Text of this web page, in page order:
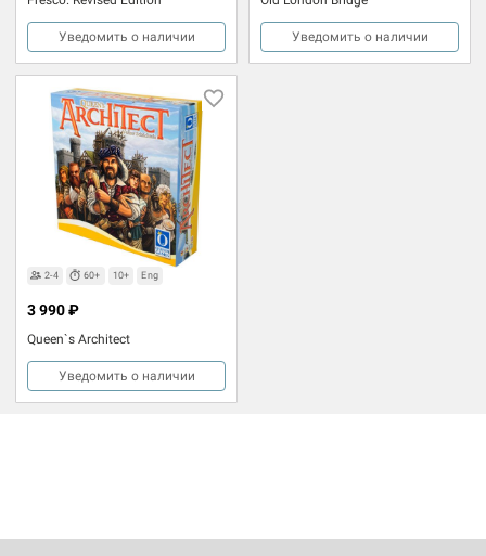
Уведомить о наличии Уведомить о наличии
2-4 60+ 10+ Eng
Queen`s Architect
3 990 ₽
Уведомить о наличии